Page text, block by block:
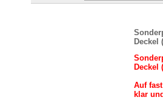
Deckel
Deckel
Auf
klar